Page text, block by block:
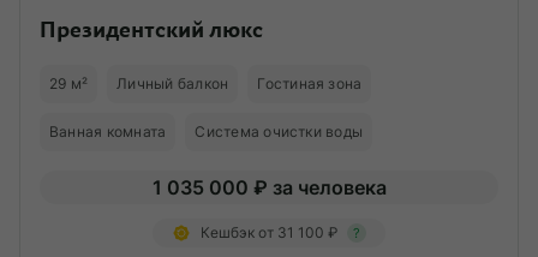
Президентский люкс
29 м² Личный балкон Гостиная зона
Ванная комната Система очистки воды
1 035 000 ₽ за человека
Кешбэк от 31 100 ₽ ?